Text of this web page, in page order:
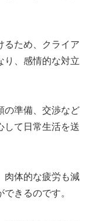
るため、クライア
り、感情的な対立
の準備、交渉など
して日常生活を送
肉体的な疲労も減
きるのです。